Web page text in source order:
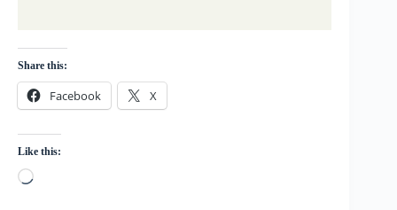
Share this:
Facebook X
Like this:
Loading…